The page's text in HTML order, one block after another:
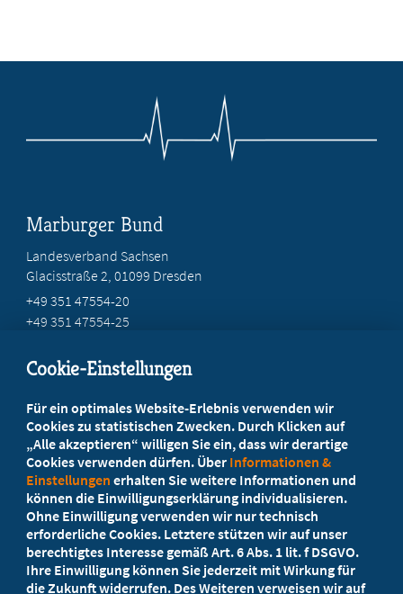
Marburger Bund
Landesverband Sachsen
Glacisstraße 2, 01099 Dresden
+49 351 47554-20
+49 351 47554-25
Ihr Landesverband berät Sie!
Ansprechpartner
Werden Sie jetzt Mitglied
5 Vorteile einer MB-Mitgliedschaft
Cookie-Einstellungen
Für ein optimales Website-Erlebnis verwenden wir
Cookies zu statistischen Zwecken. Durch Klicken auf
„Alle akzeptieren“ willigen Sie ein, dass wir derartige
Cookies verwenden dürfen. Über Informationen &
Einstellungen erhalten Sie weitere Informationen und
können die Einwilligungserklärung individualisieren.
Ohne Einwilligung verwenden wir nur technisch
erforderliche Cookies. Letztere stützen wir auf unser
berechtigtes Interesse gemäß Art. 6 Abs. 1 lit. f DSGVO.
Ihre Einwilligung können Sie jederzeit mit Wirkung für
die Zukunft widerrufen. Des Weiteren verweisen wir auf